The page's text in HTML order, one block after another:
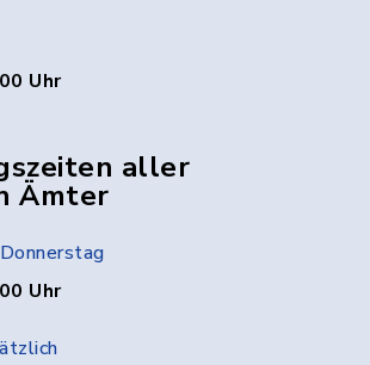
Uhr
aller
Ämter
Uhr